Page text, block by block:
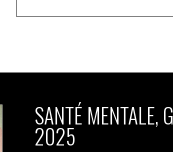
SANTÉ MENTALE,
2025